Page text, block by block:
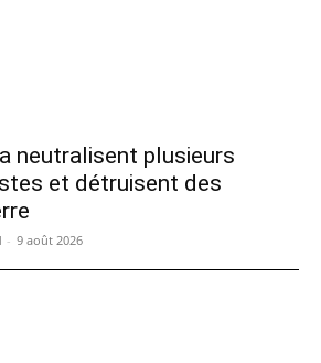
neutralisent plusieurs
et détruisent des
- 9 août 2026